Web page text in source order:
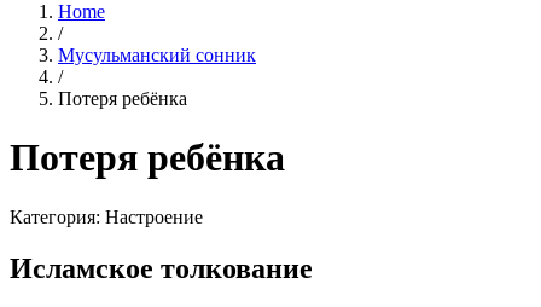
Home
/
Мусульманский сонник
/
Потеря ребёнка
Потеря ребёнка
Категория: Настроение
Исламское толкование